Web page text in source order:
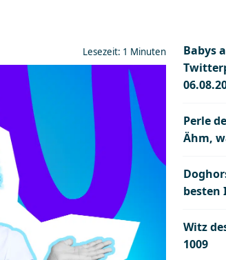
Lesezeit: 1 Minuten
Babys
Perle
Ähm,
besten
Witz
1009